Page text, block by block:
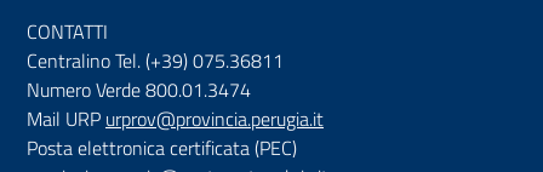
CONTATTI
Centralino Tel. (+39) 075.36811
Numero Verde 800.01.3474
Mail URP urprov@provincia.perugia.it
Posta elettronica certificata (PEC)